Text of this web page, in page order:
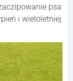
psa
i wieloletniej